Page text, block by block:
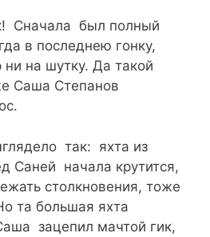
Сначала был полный
в последнею гонку,
ни на шутку. Да такой
Саша Степанов
так: яхта из
Саней начала крутится,
столкновения, тоже
та большая яхта
зацепил мачтой гик,